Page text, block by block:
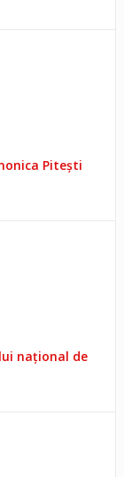
Pitești
național de